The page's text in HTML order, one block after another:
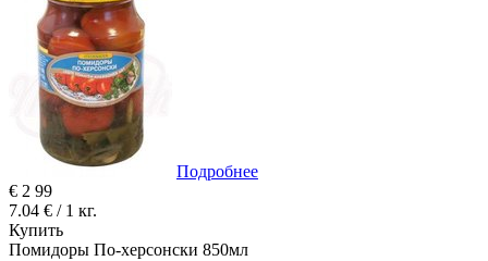
Подробнее
€ 2 99
7.04 € / 1 кг.
Купить
Помидоры По-херсонски 850мл